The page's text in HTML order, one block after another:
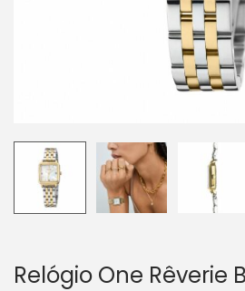
Relógio One Rêverie